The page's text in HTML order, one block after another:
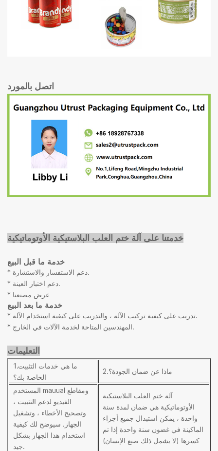
اتصل بالمورد
خدمتنا على آلة ختم العلب البلاستيكية الأوتوماتيكية
خدمة ما قبل البيع
* دعم الاستفسار والاستشارة.
* دعم اختبار العينة.
* عرض مصنعنا
خدمة ما بعد البيع
* تدريب على كيفية تركيب الآلة ، والتدريب على كيفية استخدام الآلة.
* المهندسين المتاحة لخدمة الآلات في الخارج.
التعليمات
1.ما هي خدمات التثبيت
الخاصة بك؟
2.ماذا عن ضمان الجودة؟
المستخدم mauual ومقاطع
الفيديو لدعم التثبيت ،
وتصحيح الأخطاء ، وتشغيل
الجهاز. سيوضح لك كيفية
استخدام هذا الجهاز بشكل
جيد.
آلة ختم العلب البلاستيكية
الأوتوماتيكية هي ضمان لمدة سنة
واحدة ، يمكن استبدال جميع أجزاء
الماكينة في غضون سنة واحدة إذا تم
كسرها (لا يشمل ذلك صنع الإنسان)